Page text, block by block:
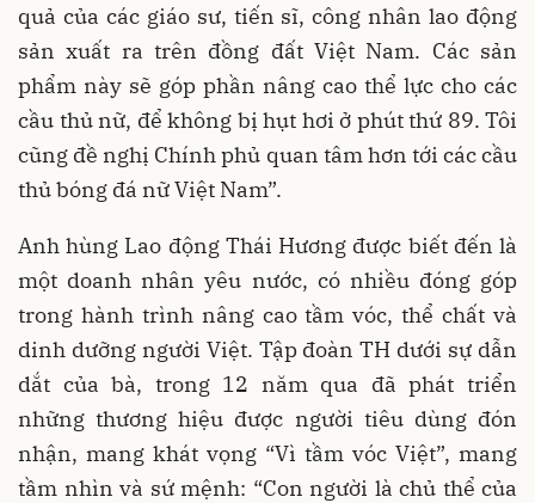
quả của các giáo sư, tiến sĩ, công nhân lao động
sản xuất ra trên đồng đất Việt Nam. Các sản
phẩm này sẽ góp phần nâng cao thể lực cho các
cầu thủ nữ, để không bị hụt hơi ở phút thứ 89. Tôi
cũng đề nghị Chính phủ quan tâm hơn tới các cầu
thủ bóng đá nữ Việt Nam”.
Anh hùng Lao động Thái Hương được biết đến là
một doanh nhân yêu nước, có nhiều đóng góp
trong hành trình nâng cao tầm vóc, thể chất và
dinh dưỡng người Việt. Tập đoàn TH dưới sự dẫn
dắt của bà, trong 12 năm qua đã phát triển
những thương hiệu được người tiêu dùng đón
nhận, mang khát vọng “Vì tầm vóc Việt”, mang
tầm nhìn và sứ mệnh: “Con người là chủ thể của